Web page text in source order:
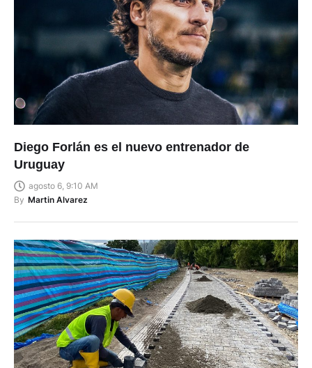
Diego Forlán es el nuevo entrenador de
Uruguay
agosto 6, 9:10 AM
By
Martin Alvarez